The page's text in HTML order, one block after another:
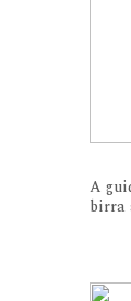
A
birra